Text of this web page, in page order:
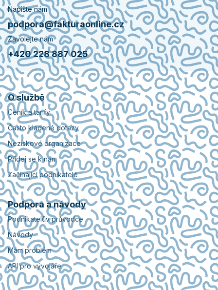
Napište nám
podpora@fakturaonline.cz
Zavolejte nám
+420 228 887 025
O službě
Ceník a tarify
Často kladené dotazy
Neziskové organizace
Přidej se k nám
Začínající podnikatelé
Podpora a návody
Podnikatelův průvodce
Návody
Mám problém
API pro vývojáře